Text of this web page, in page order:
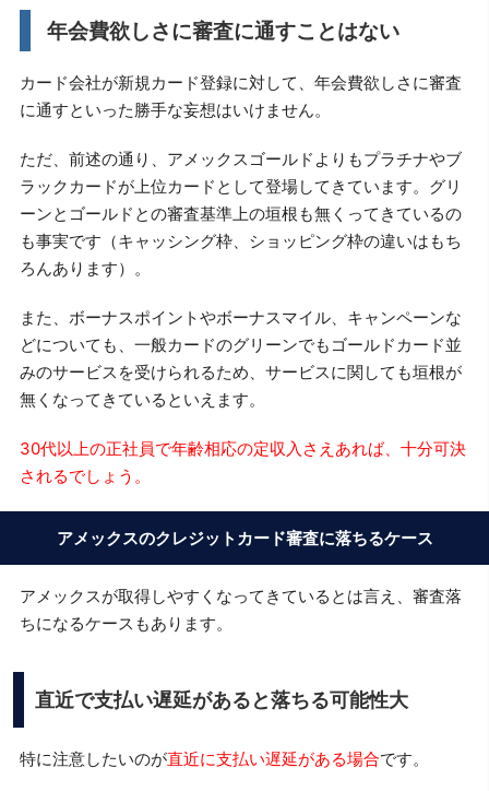
年会費欲しさに審査に通すことはない
カード会社が新規カード登録に対して、年会費欲しさに審査
に通すといった勝手な妄想はいけません。
ただ、前述の通り、アメックスゴールドよりもプラチナやブ
ラックカードが上位カードとして登場してきています。グリ
ーンとゴールドとの審査基準上の垣根も無くってきているの
も事実です（キャッシング枠、ショッピング枠の違いはもち
ろんあります）。
また、ボーナスポイントやボーナスマイル、キャンペーンな
どについても、一般カードのグリーンでもゴールドカード並
みのサービスを受けられるため、サービスに関しても垣根が
無くなってきているといえます。
30代以上の正社員で年齢相応の定収入さえあれば、十分可決
されるでしょう。
アメックスのクレジットカード審査に落ちるケース
アメックスが取得しやすくなってきているとは言え、審査落
ちになるケースもあります。
直近で支払い遅延があると落ちる可能性大
特に注意したいのが直近に支払い遅延がある場合です。